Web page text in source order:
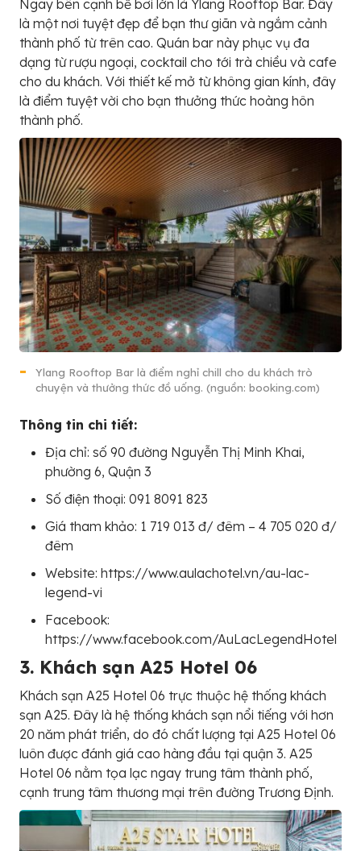
Ngay bên cạnh bể bơi lớn là Ylang Rooftop Bar. Đây
là một nơi tuyệt đẹp để bạn thư giãn và ngắm cảnh
thành phố từ trên cao. Quán bar này phục vụ đa
dạng từ rượu ngoại, cocktail cho tới trà chiều và cafe
cho du khách. Với thiết kế mở từ không gian kính, đây
là điểm tuyệt vời cho bạn thưởng thức hoàng hôn
thành phố.
Ylang Rooftop Bar là điểm nghỉ chill cho du khách trò
chuyện và thưởng thức đồ uống. (nguồn: booking.com)
Thông tin chi tiết:
Địa chỉ: số 90 đường Nguyễn Thị Minh Khai,
phường 6, Quận 3
Số điện thoại: 091 8091 823
Giá tham khảo: 1 719 013 đ/ đêm – 4 705 020 đ/
đêm
Website: https://www.aulachotel.vn/au-lac-
legend-vi
Facebook:
https://www.facebook.com/AuLacLegendHotel
3. Khách sạn A25 Hotel 06
Khách sạn A25 Hotel 06 trực thuộc hệ thống khách
sạn A25. Đây là hệ thống khách sạn nổi tiếng với hơn
20 năm phát triển, do đó chất lượng tại A25 Hotel 06
luôn được đánh giá cao hàng đầu tại quận 3. A25
Hotel 06 nằm tọa lạc ngay trung tâm thành phố,
cạnh trung tâm thương mại trên đường Trương Định.